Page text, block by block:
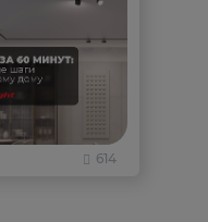
614